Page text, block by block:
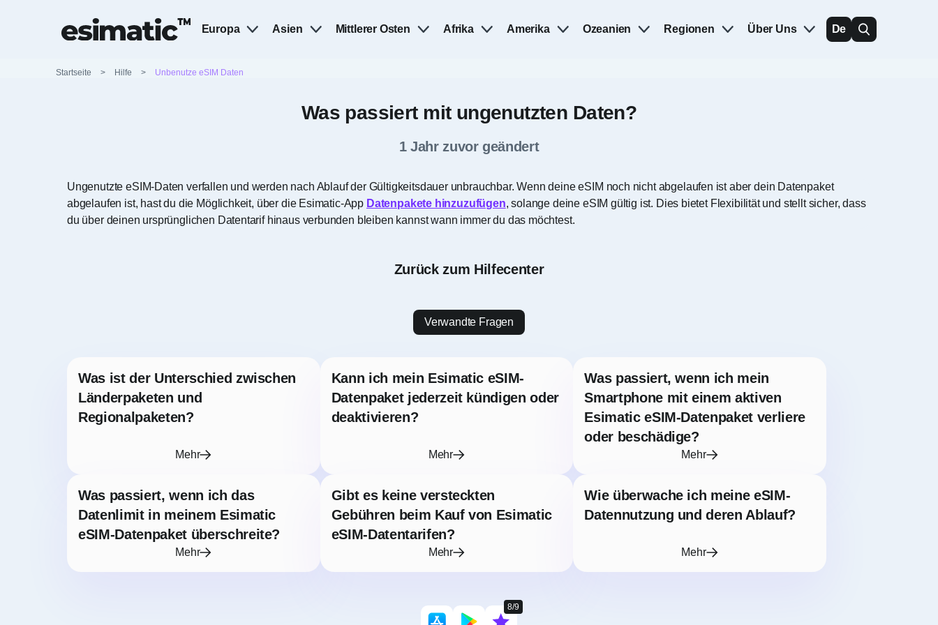
Europa Asien Mittlerer Osten Afrika Amerika Ozeanien Regionen Über Uns De
Startseite > Hilfe > Unbenutze eSIM Daten
Was passiert mit ungenutzten Daten?
1 Jahr zuvor geändert
Ungenutzte eSIM-Daten verfallen und werden nach Ablauf der Gültigkeitsdauer unbrauchbar. Wenn deine eSIM noch nicht abgelaufen ist aber dein Datenpaket
abgelaufen ist, hast du die Möglichkeit, über die Esimatic-App Datenpakete hinzuzufügen, solange deine eSIM gültig ist. Dies bietet Flexibilität und stellt sicher, dass
du über deinen ursprünglichen Datentarif hinaus verbunden bleiben kannst wann immer du das möchtest.
Zurück zum Hilfecenter
Verwandte Fragen
Was ist der Unterschied zwischen
Länderpaketen und
Regionalpaketen?
Mehr
Kann ich mein Esimatic eSIM-
Datenpaket jederzeit kündigen oder
deaktivieren?
Mehr
Was passiert, wenn ich mein
Smartphone mit einem aktiven
Esimatic eSIM-Datenpaket verliere
oder beschädige?
Mehr
Was passiert, wenn ich das
Datenlimit in meinem Esimatic
eSIM-Datenpaket überschreite?
Mehr
Gibt es keine versteckten
Gebühren beim Kauf von Esimatic
eSIM-Datentarifen?
Mehr
Wie überwache ich meine eSIM-
Datennutzung und deren Ablauf?
Mehr
8/9